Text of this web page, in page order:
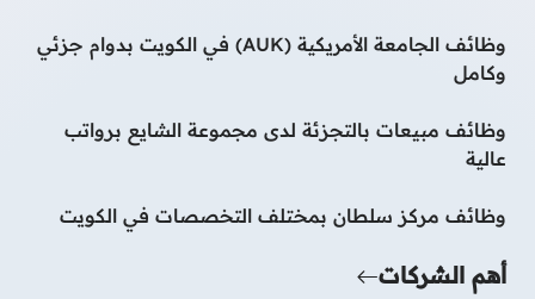
وظائف الجامعة الأمريكية (AUK) في الكويت بدوام جزئي
وكامل
وظائف مبيعات بالتجزئة لدى مجموعة الشايع برواتب
عالية
وظائف مركز سلطان بمختلف التخصصات في الكويت
أهم الشركات